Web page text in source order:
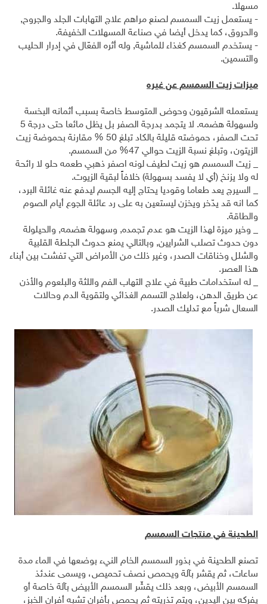
مسهلا.
- يستعمل زيت السمسم لصنع مراهم علاج التهابات الجلد والجروح,
والحروق، كما يدخل أيضا في صناعة المسهلات الخفيفة.
- يستخدم السمسم كغذاء للماشية, وله أثره الفعّال في إدرار الحليب
والتسمين.
ميزات زيت السمسم عن غيره
يستعمله الشرقيون وحوض المتوسط خاصة بسبب أثمانه البخسة
ولسهولة هضمه. لا يتجمد بدرجة الصفر بل يظل مائعا حتى درجة 5
تحت الصفر، حموضته قليلة بالكاد تبلغ 50 % مقارنة بحموضة زيت
الزيتون، وتبلغ نسبة الزيت حوالي 47% من السمسم.
_ زيت السمسم هو زيت لطيف لونه اصفر ذهبي طعمه حلو لا رائحة
له ولا يزنخ (أي لا يفسد بسهولة) خلافاً لبقية الزيوت.
_ السيرج يعد طعاما وقوديا يحتاج إليه الجسم ليدفع عنه غائلة البرد،
كما انه قد يدّخر ويخزن ليستعين به على رد عائلة الجوع أيام الصوم
والطاقة.
_ وخير ميزة لهذا الزيت هو عدم تجمده, وسهولة هضمه, والحيلولة
دون حدوث تصلب الشرايين, وبالتالي يمنع حدوث الجلطة القلبية
والشلل وخناقات الصدر، وغير ذلك من الأمراض التي تفشت بين أبناء
هذا العصر.
_ له استخدامات طبية في علاج التهاب الفم واللثة والبلعوم والأذن
عن طريق الدهن، ولعلاج التسمم الغذائي ولتقوية الدم وحالات
السعال شرباً مع تدليك الصدر.
الطحينة في منتجات السمسم
تصنع الطحينة في بذور السمسم الخام النيء بوضعها في الماء مدة
ساعات، ثم يقشر بآلة ويحمص نصف تحميص، ويسمى عندئذ
السمسم الأبيض، وبعد ذلك يقشّر السمسم الأبيض بآلة خاصة أو
يفركه بين اليدين، ويتم تذريته ثم يحمص بأفران تشبه أفران الخبز،